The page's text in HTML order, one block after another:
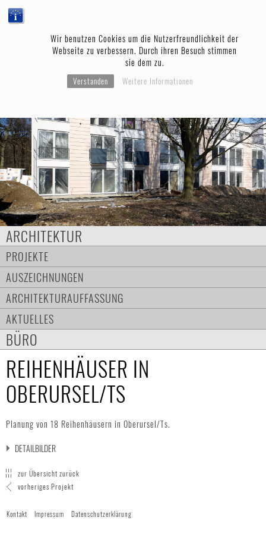
Wir benutzen Cookies um die Nutzerfreundlichkeit der
Webseite zu verbessern. Durch ihren Besuch stimmen
sie dem zu.
Verstanden Weitere Informationen
ARCHITEKTUR
PROJEKTE
AUSZEICHNUNGEN
ARCHITEKTURAUFFASSUNG
AKTUELLES
BÜRO
REIHENHÄUSER IN
OBERURSEL/TS
Planung von 18 Reihenhäusern in Oberursel/Ts.
DETAILBILDER
zur Übersicht zurück
vorheriges Projekt
Kontakt Impressum Datenschutzerklärung